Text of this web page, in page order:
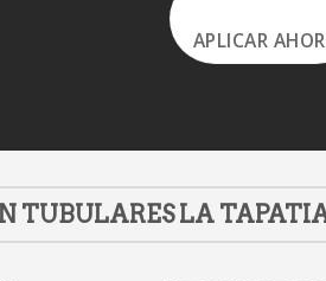
APLICAR
TUBULARES LA